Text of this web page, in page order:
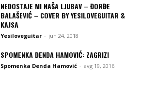
NEDOSTAJE MI NAŠA LJUBAV – ĐORĐE
BALAŠEVIĆ – COVER BY YESILOVEGUITAR &
KAJSA
Yesiloveguitar - jun 24, 2018
SPOMENKA DENDA HAMOVIĆ: ZAGRIZI
Spomenka Denda Hamović - avg 19, 2016